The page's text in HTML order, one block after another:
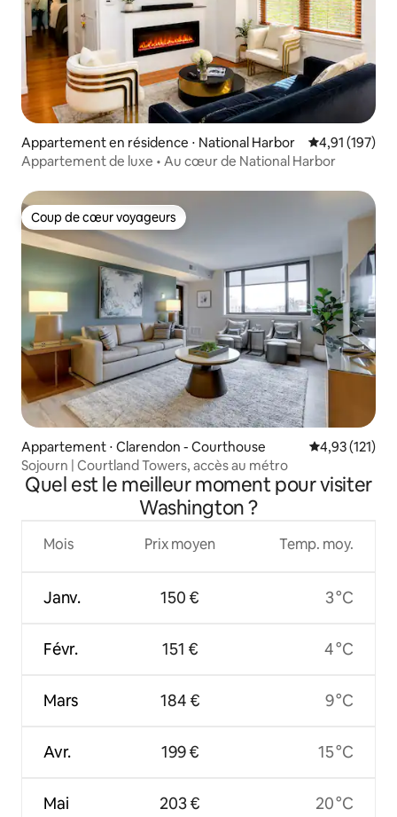
Appartement en résidence ⋅ National Harbor Évaluation
4,91 (197)
Appartement de luxe • Au cœur de National Harbor
Coup de cœur voyageurs
Coup de cœur voyageurs
Appartement ⋅ Clarendon - Courthouse Évaluation
4,93 (121)
Sojourn | Courtland Towers, accès au métro
Quel est le meilleur moment pour visiter
Washington ?
Mois
Janv.
Févr.
Mars
Avr.
Mai
Prix moyen
150 €
151 €
184 €
199 €
203 €
Temp. moy.
3 °C
4 °C
9 °C
15 °C
20 °C